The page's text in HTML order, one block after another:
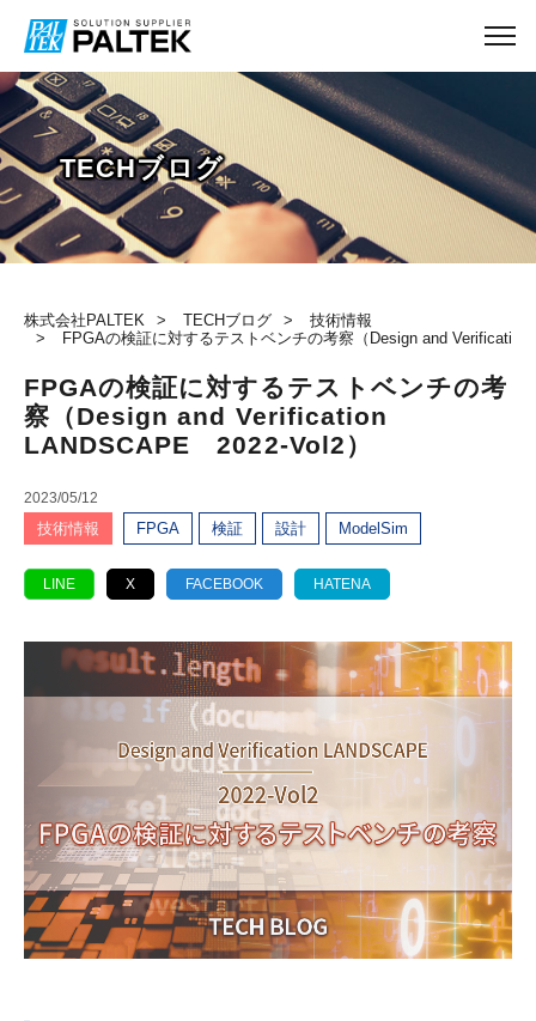
株式会社PALTEK TECHブログ
技術情報
FPGAの検証に対するテストベンチの考察（Design and
TECHブログ
FPGAの検証に対するテストベンチの考
察（Design and Verification
LANDSCAPE 2022-Vol2）
2023/05/12
技術情報 FPGA 検証 設計 ModelSim
LINE X FACEBOOK HATENA